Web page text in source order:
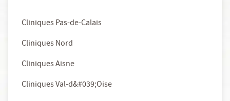
Cliniques Pas-de-Calais
Cliniques Nord
Cliniques Aisne
Cliniques Val-d&#039;Oise